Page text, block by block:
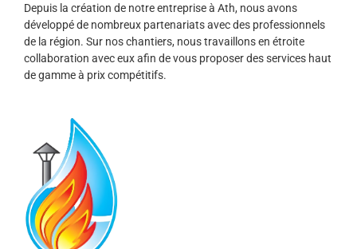
Depuis la création de notre entreprise à Ath, nous avons
développé de nombreux partenariats avec des professionnels
de la région. Sur nos chantiers, nous travaillons en étroite
collaboration avec eux afin de vous proposer des services haut
de gamme à prix compétitifs.